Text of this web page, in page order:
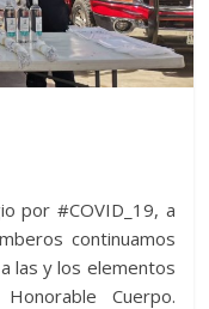
por #COVID_19, a
continuamos
las y los elementos
Cuerpo.